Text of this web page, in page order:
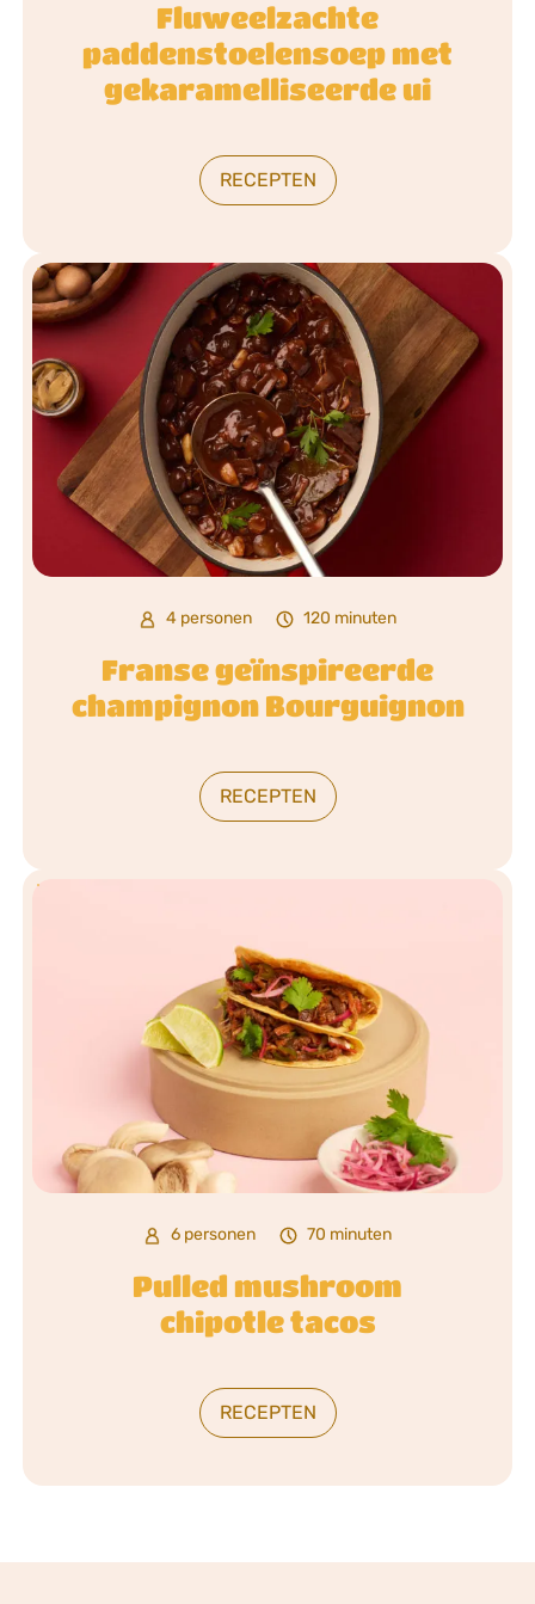
Fluweelzachte
paddenstoelensoep met
gekaramelliseerde ui
RECEPTEN
4 personen 120 minuten
Franse geïnspireerde
champignon Bourguignon
RECEPTEN
6 personen 70 minuten
Pulled mushroom
chipotle tacos
RECEPTEN